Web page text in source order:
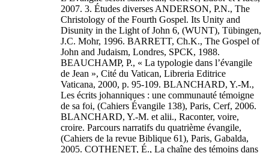
2007. 3. Études diverses ANDERSON, P.N., The
Christology of the Fourth Gospel. Its Unity and
Disunity in the Light of John 6, (WUNT), Tübingen,
J.C. Mohr, 1996. BARRETT, Ch.K., The Gospel of
John and Judaism, Londres, SPCK, 1988.
BEAUCHAMP, P., « La typologie dans l’évangile
de Jean », Cité du Vatican, Libreria Editrice
Vaticana, 2000, p. 95-109. BLANCHARD, Y.-M.,
Les écrits johanniques : une communauté témoigne
de sa foi, (Cahiers Évangile 138), Paris, Cerf, 2006.
BLANCHARD, Y.-M. et alii., Raconter, voire,
croire. Parcours narratifs du quatrième évangile,
(Cahiers de la revue Biblique 61), Paris, Gabalda,
2005. COTHENET, É., La chaîne des témoins dans